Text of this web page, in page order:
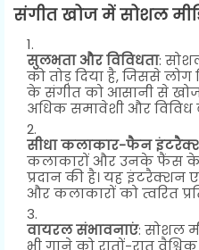
संगीत खोज में सोशल
सुलभता और विविधता:
को तोड़ दिया है, जिससे
के संगीत को आसानी से
अधिक समावेशी और विविध
सीधा कलाकार-फैन
कलाकारों और उनके फैंस के
प्रदान की है। यह
और कलाकारों को त्वरित
वायरल संभावनाएं: सोशल
भी गाने को रातों-रात